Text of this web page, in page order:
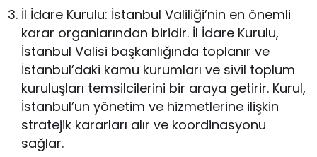
İl İdare Kurulu: İstanbul Valiliği’nin en önemli
karar organlarından biridir. İl İdare Kurulu,
İstanbul Valisi başkanlığında toplanır ve
İstanbul’daki kamu kurumları ve sivil toplum
kuruluşları temsilcilerini bir araya getirir. Kurul,
İstanbul’un yönetim ve hizmetlerine ilişkin
stratejik kararları alır ve koordinasyonu
sağlar.